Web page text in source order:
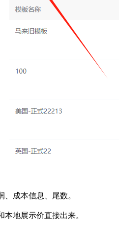
成本信息、尾数。
地展示价直接出来。